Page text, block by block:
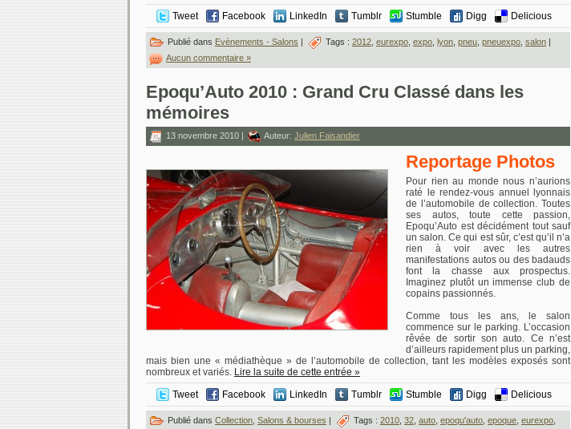
Tweet
Facebook LinkedIn Tumblr Stumble Digg Delicious
Publié dans Evènements - Salons | Tags : 2012 eurexpo expo lyon pneu pneuexpo salon |
Aucun commentaire »
Epoqu’Auto 2010 : Grand Cru Classé dans les
mémoires
13 novembre 2010 | Auteur: Julien Faisandier
Reportage Photos
Pour rien au monde nous n’aurions
raté le rendez-vous annuel lyonnais
de l’automobile de collection. Toutes
ses autos, toute cette passion,
Epoqu’Auto est décidément tout sauf
un salon. Ce qui est sûr, c’est qu’il n’a
rien à voir avec les autres
manifestations autos ou des badauds
font la chasse aux prospectus.
Imaginez plutôt un immense club de
copains passionnés.
Comme tous les ans, le salon
commence sur le parking. L’occasion
rêvée de sortir son auto. Ce n’est
d’ailleurs rapidement plus un parking,
mais bien une « médiathèque » de l’automobile de collection, tant les modèles exposés sont
nombreux et variés. Lire la suite de cette entrée »
Tweet
Facebook LinkedIn Tumblr Stumble Digg Delicious
Publié dans Collection Salons & bourses Tags : 2010 32 auto epoqu'auto epoque eurexpo